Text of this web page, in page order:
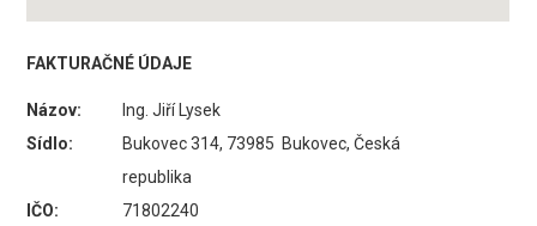
FAKTURAČNÉ ÚDAJE
Názov:
Ing. Jiří Lysek
Sídlo:
Bukovec 314, 73985 Bukovec, Česká
republika
IČO:
71802240